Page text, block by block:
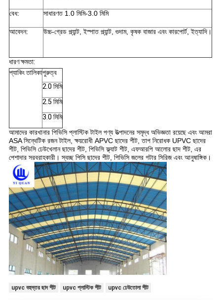
বেধ: সাধারণত 1.0 মিমি-3.0 মিমি
আবেদন: উচ্চ-গ্রেড প্ল্যান্ট, ইস্পাত প্ল্যান্ট, গুদাম, কৃষক বাজার এবং কারপোর্ট, ইত্যাদি।
ধারণ ক্ষমতা:
প্যাকিং তালিকাপুরুত্ব
2.0 মিমি
2.5 মিমি
3.0 মিমি
আমাদের কারখানার পিভিসি প্লাস্টিক টাইল পণ্য উত্পাদনের সমৃদ্ধ অভিজ্ঞতা রয়েছে এবং আমরা
ASA সিন্থেটিক রজন টাইল, ক্ষয়রোধী APVC ছাদের শীট, তাপ নিরোধক UPVC ছাদের
শীট, পিভিসি ঢেউখেলান ছাদের শীট, পিভিসি ফ্ল্যাট শীট, এফআরপি আলোর ছাদ শীট, এর
পেশাদার সরবরাহকারী। স্বচ্ছ পিসি ছাদের শীট, পিভিসি জলের গটার সিরিজ এবং আনুষাঙ্গিক।
upvc বহুস্তর ছাদ শীট upvc প্লাস্টিক শীট upvc ঢেউতোলা শীট